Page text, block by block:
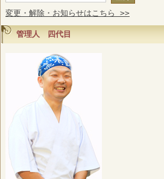
変更・解除・お知らせはこちら >>
管理人 四代目